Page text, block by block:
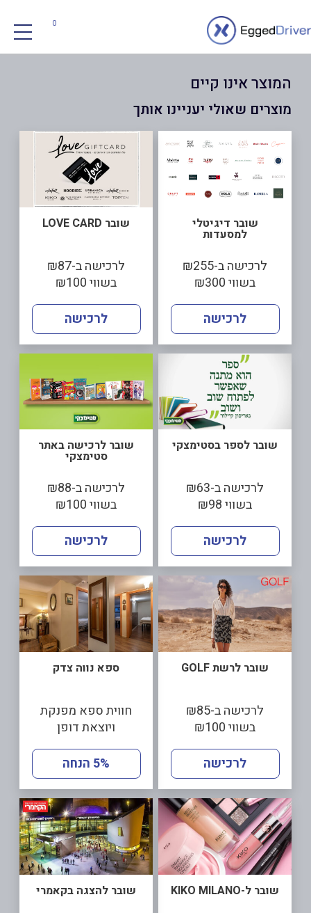
0
המוצר אינו קיים
מוצרים שאולי יעניינו אותך
שובר דיגיטלי
למסעדות
לרכישה ב-₪255
בשווי ₪300
לרכישה
שובר LOVE CARD
לרכישה ב-₪87
בשווי ₪100
לרכישה
שובר לספר בסטימצקי
לרכישה ב-₪63
בשווי ₪98
לרכישה
שובר לרכישה באתר
סטימצקי
לרכישה ב-₪88
בשווי ₪100
לרכישה
שובר לרשת GOLF
לרכישה ב-₪85
בשווי ₪100
לרכישה
ספא נווה צדק
חווית ספא מפנקת
ויוצאת דופן
5% הנחה
שובר ל-KIKO MILANO שובר להצגה בקאמרי